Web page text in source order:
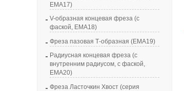
EMA17)
V-образная концевая фреза (с
фаской, EMA18)
Фреза пазовая Т-образная (EMA19)
Радиусная концевая фреза (с
внутренним радиусом, с фаской,
EMA20)
Фреза Ласточкин Хвост (серия